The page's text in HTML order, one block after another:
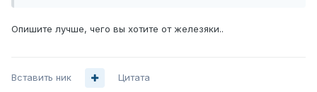
Опишите лучше, чего вы хотите от железяки..
Вставить ник Цитата